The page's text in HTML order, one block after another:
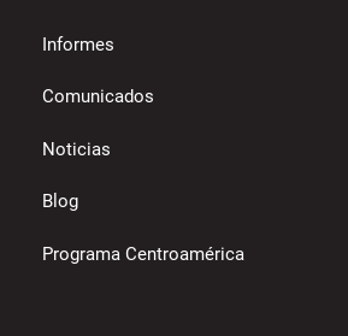
Informes
Comunicados
Noticias
Blog
Programa Centroamérica